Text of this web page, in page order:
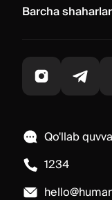
Qo'llab
1234
Barcha